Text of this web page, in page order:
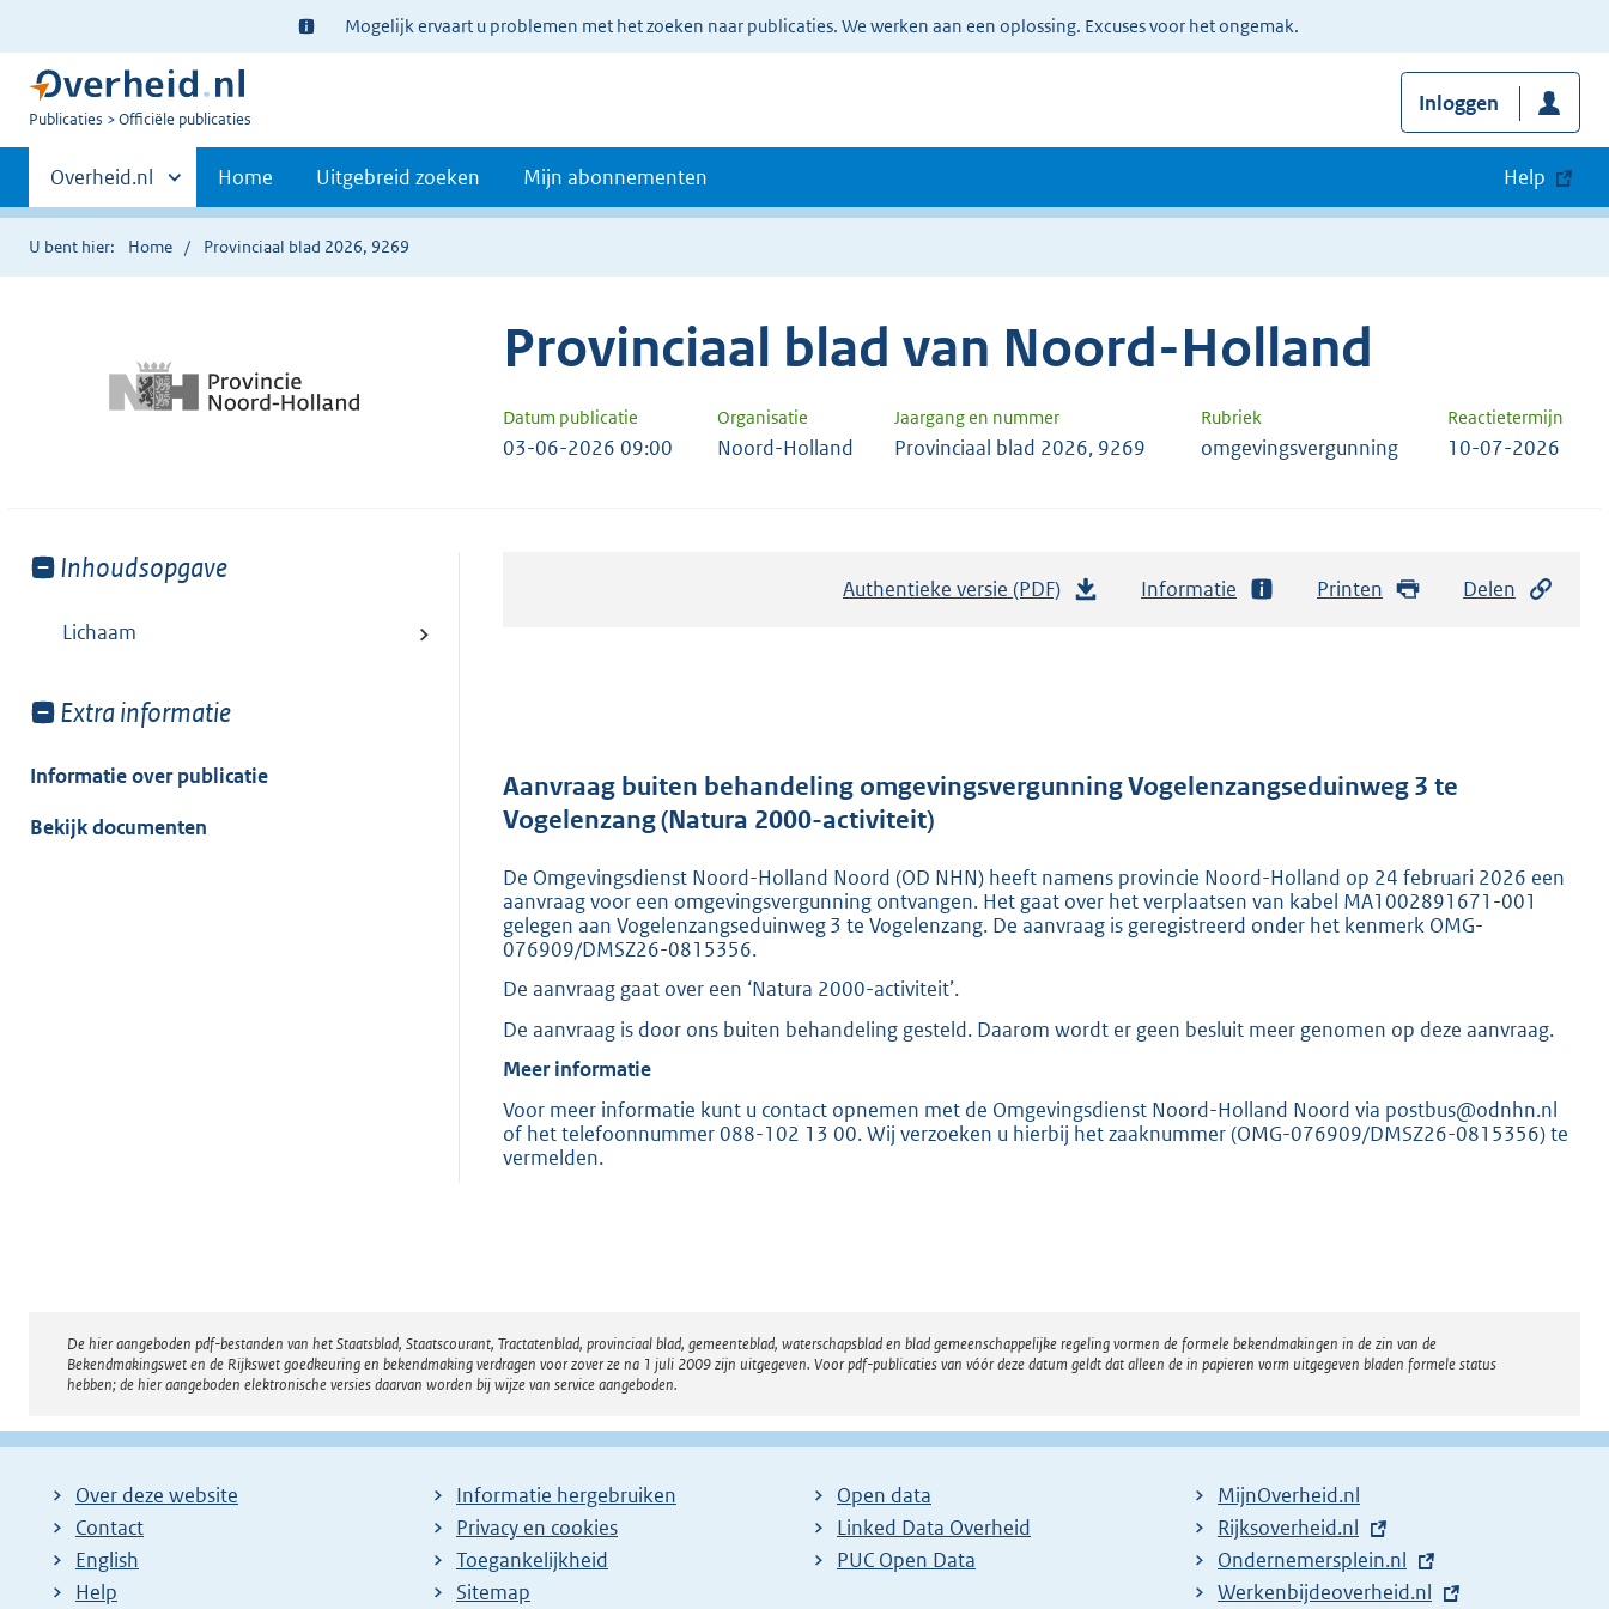
Ter
informatie:
Mogelijk ervaart u problemen met het zoeken naar publicaties. We werken aan een oplossing. Excuses voor het ongemak.
U
Publicaties Officiële publicaties
Inloggen
Primaire
navigatie
Andere
sites
binnen
Overheid.nl Home Uitgebreid zoeken Mijn abonnementen Help
U bent hier: Home Provinciaal blad 2026, 9269
Provinciaal blad van Noord-Holland
Datum publicatie Organisatie Jaargang en nummer Rubriek Reactietermijn
03-06-2026 09:00 Noord-Holland Provinciaal blad 2026, 9269 omgevingsvergunning 10-07-2026
Toon
van:
Inhoudsopgave
Lichaam
Toon
van:
Extra informatie
Informatie over publicatie
Bekijk documenten
Authentieke versie (PDF)
d
r
o
e
2
1
Informatie Printen Delen
Aanvraag buiten behandeling omgevingsvergunning Vogelenzangseduinweg 3 te
Vogelenzang (Natura 2000-activiteit)
De Omgevingsdienst Noord-Holland Noord (OD NHN) heeft namens provincie Noord-Holland op 24 februari 2026 een
aanvraag voor een omgevingsvergunning ontvangen. Het gaat over het verplaatsen van kabel MA1002891671-001
gelegen aan Vogelenzangseduinweg 3 te Vogelenzang. De aanvraag is geregistreerd onder het kenmerk OMG-
076909/DMSZ26-0815356.
De aanvraag gaat over een ‘Natura 2000-activiteit’.
De aanvraag is door ons buiten behandeling gesteld. Daarom wordt er geen besluit meer genomen op deze aanvraag.
Meer informatie
Voor meer informatie kunt u contact opnemen met de Omgevingsdienst Noord-Holland Noord via postbus@odnhn.nl
of het telefoonnummer 088-102 13 00. Wij verzoeken u hierbij het zaaknummer (OMG-076909/DMSZ26-0815356) te
vermelden.
Disclaimer
De hier aangeboden pdf-bestanden van het Staatsblad, Staatscourant, Tractatenblad, provinciaal blad, gemeenteblad, waterschapsblad en blad gemeenschappelijke regeling vormen de formele bekendmakingen in de zin van de
Bekendmakingswet en de Rijkswet goedkeuring en bekendmaking verdragen voor zover ze na 1 juli 2009 zijn uitgegeven. Voor pdf-publicaties van vóór deze datum geldt dat alleen de in papieren vorm uitgegeven bladen formele status
hebben; de hier aangeboden elektronische versies daarvan worden bij wijze van service aangeboden.
Over deze website
Contact
English
Help
Informatie hergebruiken
Privacy en cookies
Toegankelijkheid
Sitemap
Open data
Linked Data Overheid
PUC Open Data
MijnOverheid.nl
E
x
t
Rijksoverheid.nl
E
x
Ondernemersplein.nl
E
Werkenbijdeoverheid.nl